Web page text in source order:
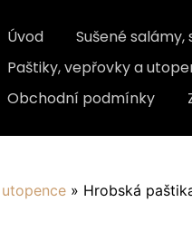
Úvod Sušené salámy,
Paštiky, vepřovky a
Obchodní podmínky
» Hrobská